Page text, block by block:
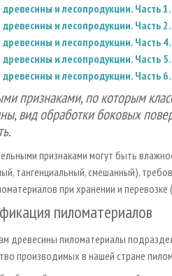
древесины и лесопродукции. Часть
древесины и лесопродукции. Часть
и лесопродукции. Часть
и лесопродукции. Часть
древесины и лесопродукции. Часть
признаками, по которым
вид обработки боковых
признаками могут быть
тангенциальный, смешанный),
при хранении и перевозке
пиломатериалов
древесины пиломатериалы
производимых в нашей стране